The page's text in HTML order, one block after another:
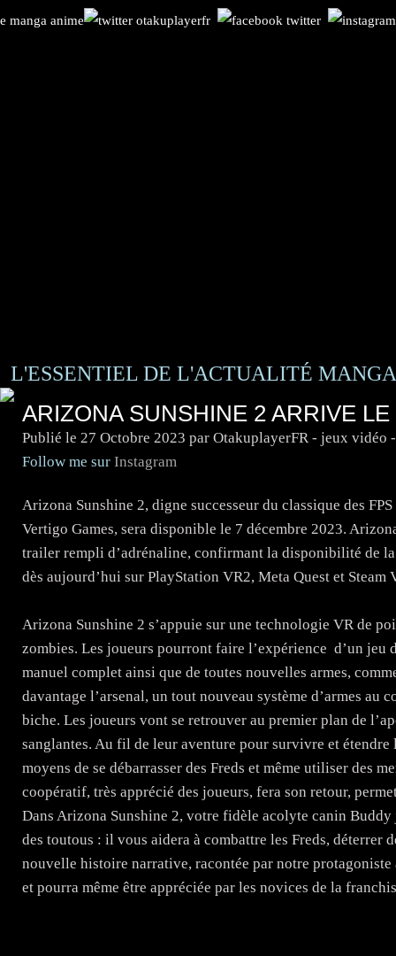
L'ESSENTIEL DE L'ACTUALITÉ
ARIZONA SUNSHINE 2 ARRIVE
Publié le 27 Octobre 2023 par OtakuplayerFR - jeux vidéo
Follow me sur Instagram
Arizona Sunshine 2, digne successeur du classique des
Vertigo Games, sera disponible le 7 décembre 2023.
trailer rempli d’adrénaline, confirmant la disponibilité de
dès aujourd’hui sur PlayStation VR2, Meta Quest et Steam
Arizona Sunshine 2 s’appuie sur une technologie VR de
zombies. Les joueurs pourront faire l’expérience d’un
manuel complet ainsi que de toutes nouvelles armes,
davantage l’arsenal, un tout nouveau système d’armes au
biche. Les joueurs vont se retrouver au premier plan de
sanglantes. Au fil de leur aventure pour survivre et
moyens de se débarrasser des Freds et même utiliser des
coopératif, très apprécié des joueurs, fera son retour,
Dans Arizona Sunshine 2, votre fidèle acolyte canin
des toutous : il vous aidera à combattre les Freds, déterrer
nouvelle histoire narrative, racontée par notre
et pourra même être appréciée par les novices de la